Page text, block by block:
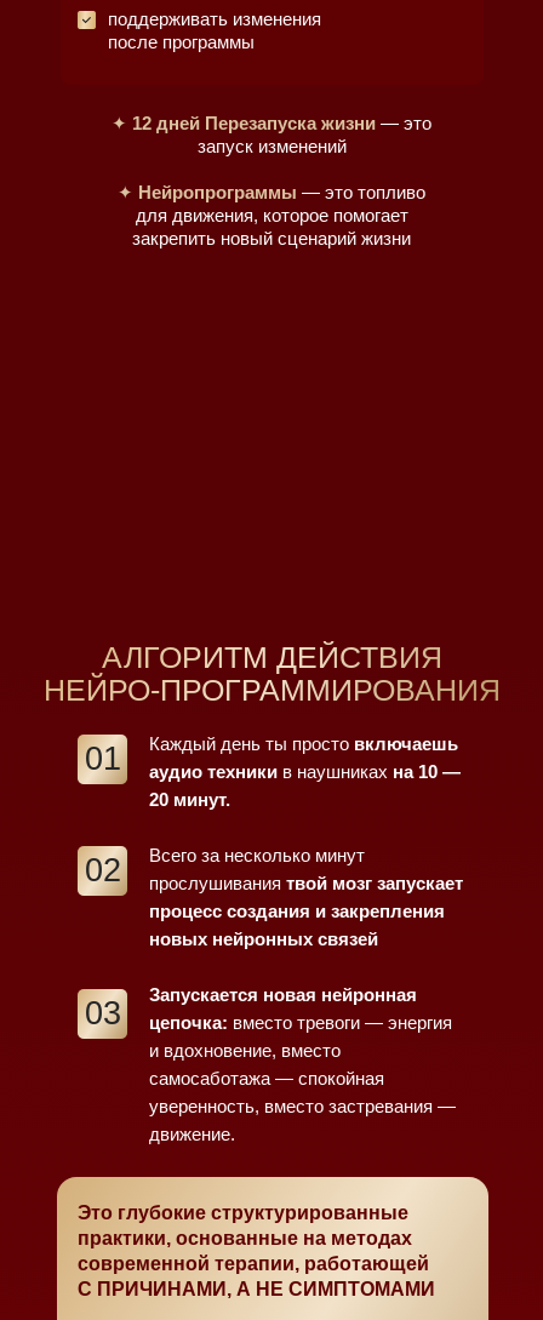
✦ 12 дней Перезапуска жизни — это
запуск изменений
✦ Нейропрограммы — это топливо
для движения, которое помогает
закрепить новый сценарий жизни
поддерживать изменения
после программы
АЛГОРИТМ ДЕЙСТВИЯ
НЕЙРО-ПРОГРАММИРОВАНИЯ
Каждый день ты просто включаешь
аудио техники в наушниках на 10 —
20 минут.
Всего за несколько минут
прослушивания твой мозг запускает
процесс создания и закрепления
новых нейронных связей
Запускается новая нейронная
цепочка: вместо тревоги — энергия
и вдохновение, вместо
самосаботажа — спокойная
уверенность, вместо застревания —
движение.
01
02
03
Это глубокие структурированные
практики, основанные на методах
современной терапии, работающей
С ПРИЧИНАМИ, А НЕ СИМПТОМАМИ